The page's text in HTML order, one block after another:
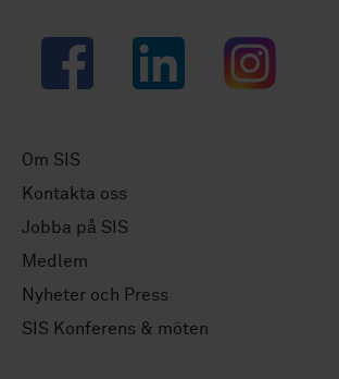
Facebook LinkedIn Instagram
Om SIS
Kontakta oss
Jobba på SIS
Medlem
Nyheter och Press
SIS Konferens & möten